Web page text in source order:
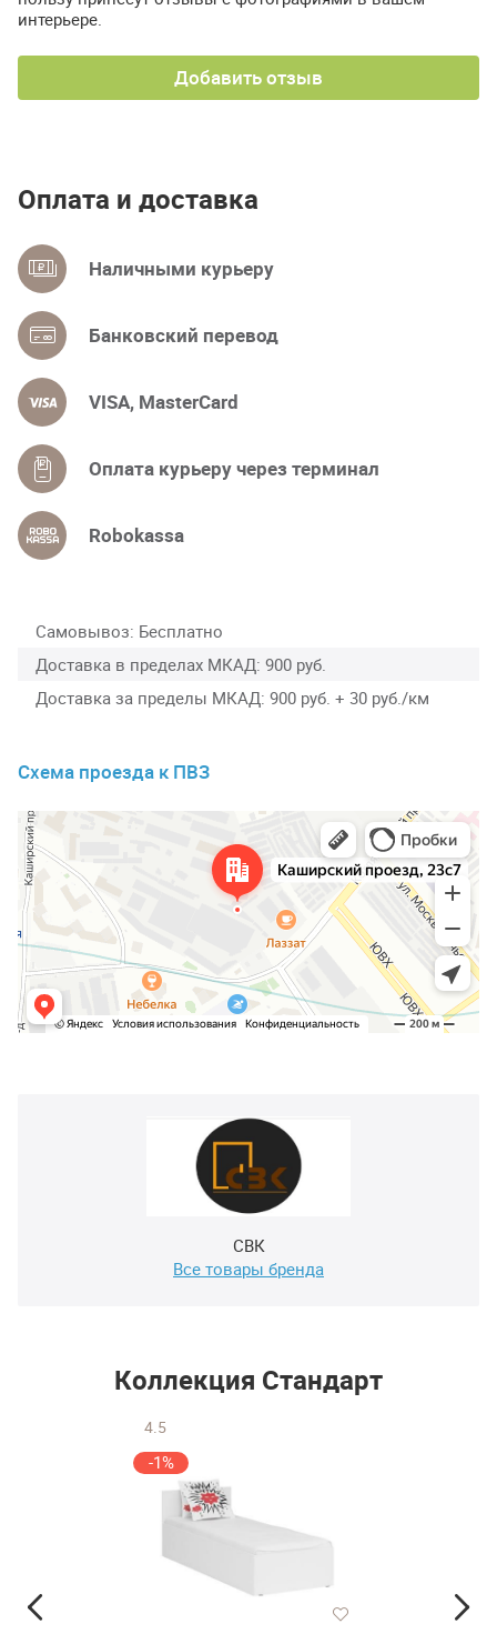
интерьере.
Добавить отзыв
Оплата и доставка
Наличными курьеру
Банковский перевод
VISA, MasterCard
Оплата курьеру через терминал
Robokassa
Самовывоз Бесплатно
Доставка в пределах МКАД 900 руб.
Доставка за пределы МКАД 900 руб. + 30 руб./км
Схема проезда к ПВЗ
СВК
Все товары бренда
Коллекция Стандарт
4.5
-1%